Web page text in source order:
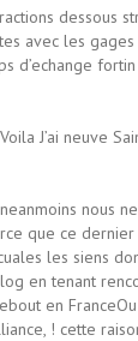
dessous
avec les
d’echange
J’ai neuve
nous
que ce
les siens
en tenant
en
! cette